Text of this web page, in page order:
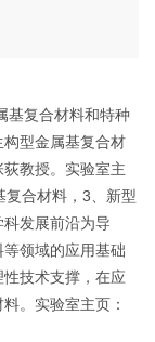
基复合材料和特种
型金属基复合材
教授。实验室主
复合材料，3、新型
发展前沿为导
领域的应用基础
技术支撑，在应
。实验室主页：